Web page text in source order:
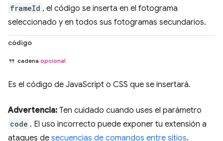
frameId , el código se inserta en el fotograma
seleccionado y en todos sus fotogramas secundarios.
código
cadena opcional
Es el código de JavaScript o CSS que se insertará.
Advertencia: Ten cuidado cuando uses el parámetro
code . El uso incorrecto puede exponer tu extensión a
ataques de secuencias de comandos entre sitios.